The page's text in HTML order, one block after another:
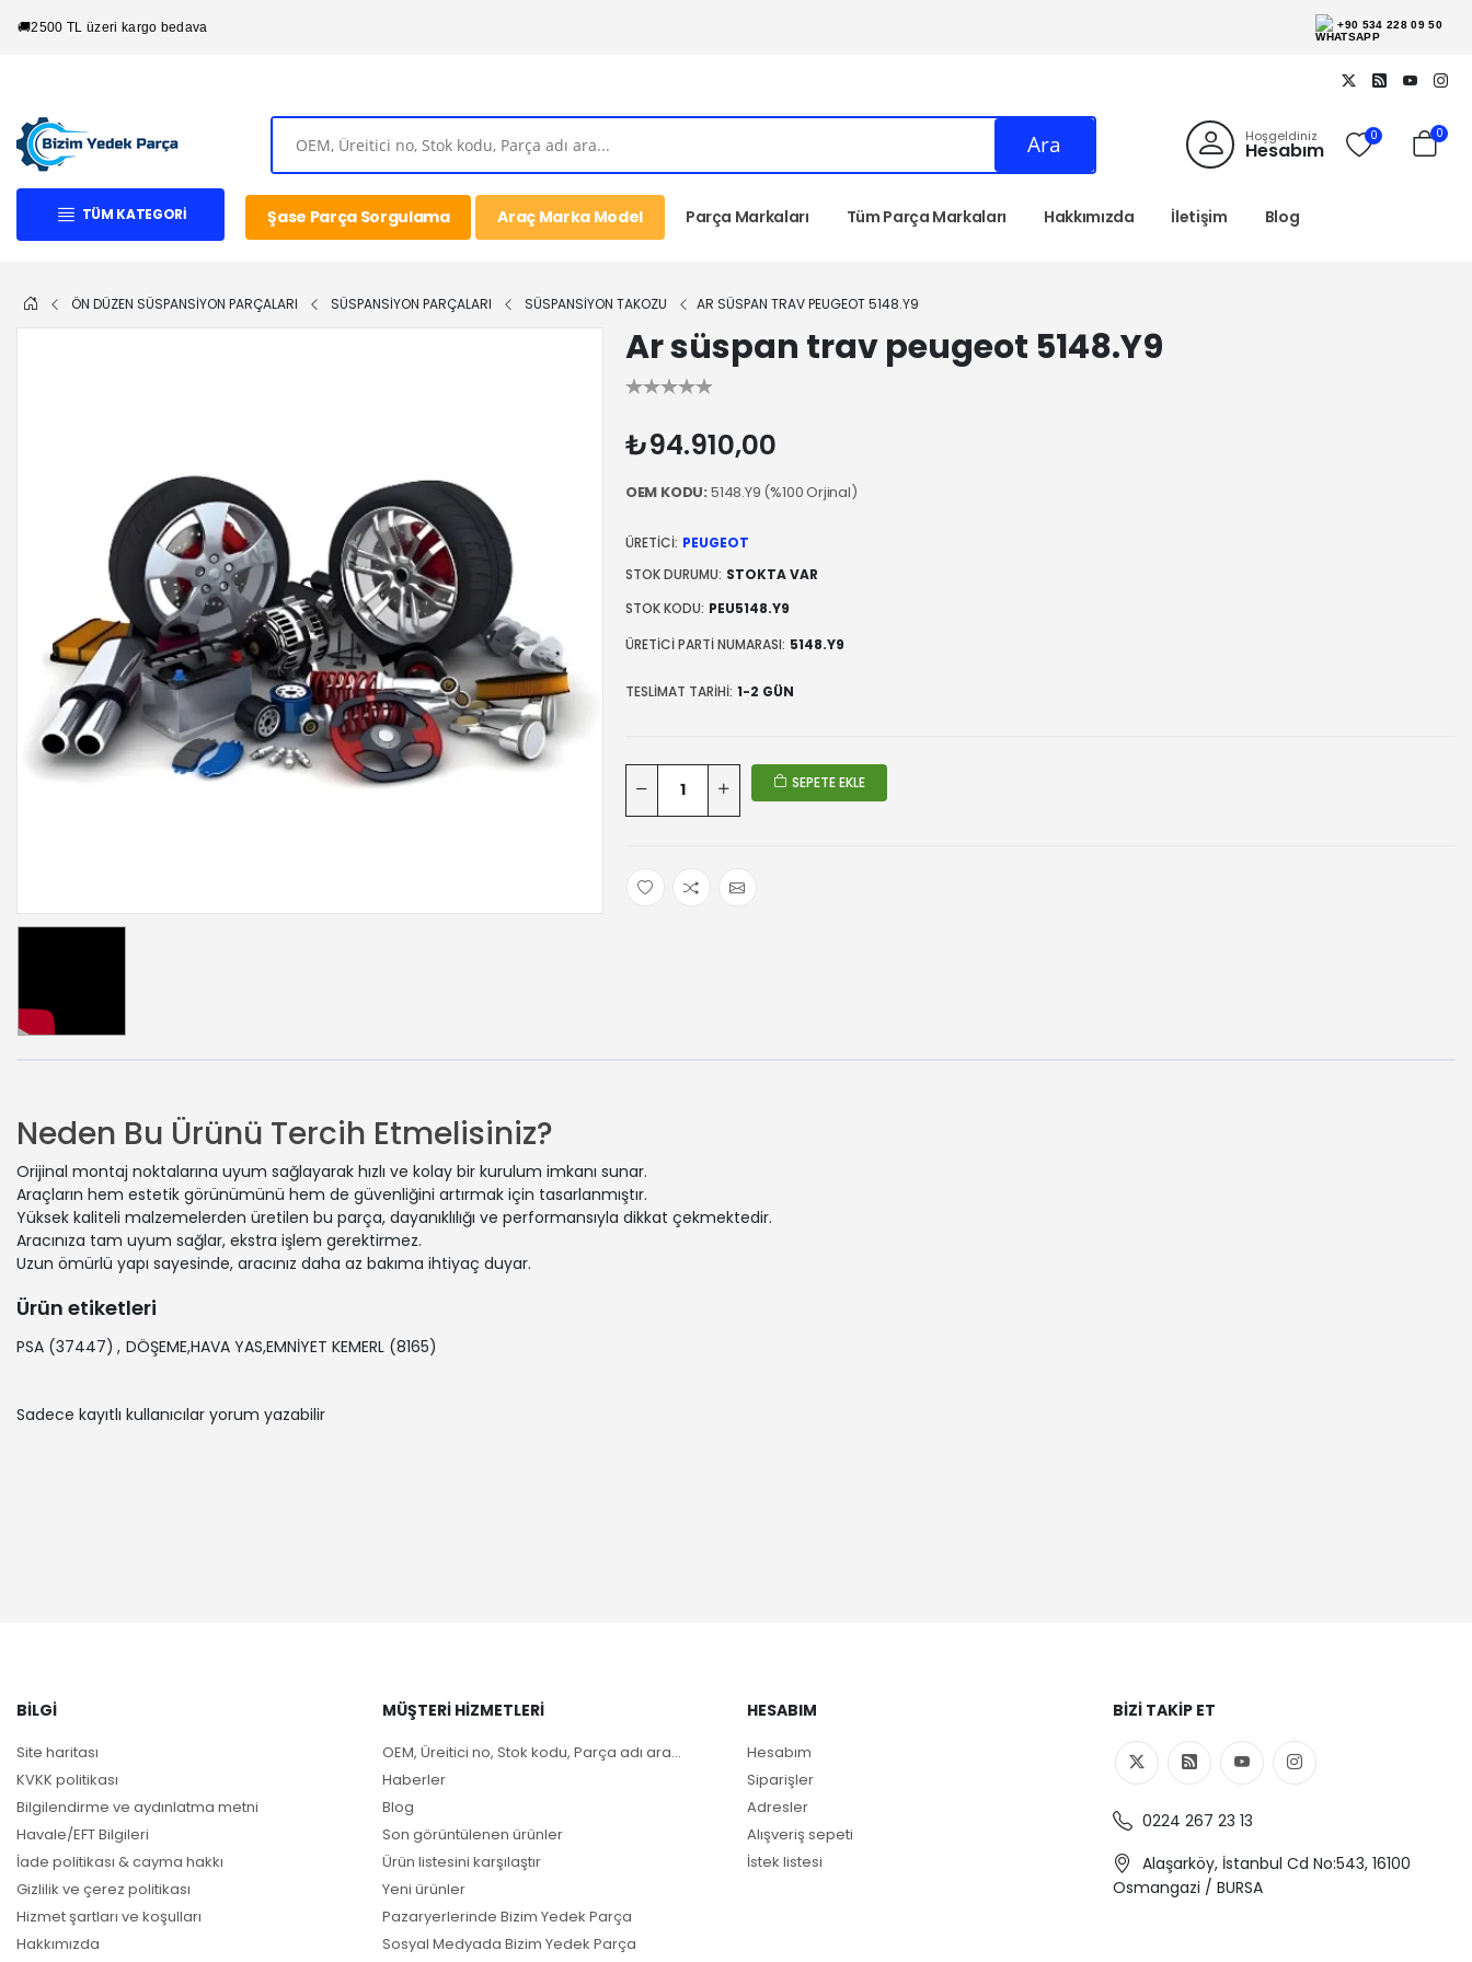
🚚2500 TL üzeri kargo bedava +90 534 228 09 50
Ara Hoşgeldiniz
Hesabım
0 0
TÜM KATEGORI Şase Parça Sorgulama Araç Marka Model Parça Markaları Tüm Parça Markaları Hakkımızda İletişim Blog
ÖN DÜZEN SÜSPANSİYON PARÇALARI SÜSPANSİYON PARÇALARI SÜSPANSİYON TAKOZU AR SÜSPAN TRAV PEUGEOT 5148.Y9
Ar süspan trav peugeot 5148.Y9
₺94.910,00
OEM KODU: 5148.Y9 (%100 Orjinal)
ÜRETICI: PEUGEOT
STOK DURUMU: STOKTA VAR
STOK KODU: PEU5148.Y9
ÜRETICI PARTI NUMARASI: 5148.Y9
TESLIMAT TARIHI: 1-2 GÜN
SEPETE EKLE
Neden Bu Ürünü Tercih Etmelisiniz?
Orijinal montaj noktalarına uyum sağlayarak hızlı ve kolay bir kurulum imkanı sunar.
Araçların hem estetik görünümünü hem de güvenliğini artırmak için tasarlanmıştır.
Yüksek kaliteli malzemelerden üretilen bu parça, dayanıklılığı ve performansıyla dikkat çekmektedir.
Aracınıza tam uyum sağlar, ekstra işlem gerektirmez.
Uzun ömürlü yapı sayesinde, aracınız daha az bakıma ihtiyaç duyar.
Ürün etiketleri
PSA (37447) , DÖŞEME,HAVA YAS,EMNİYET KEMERL (8165)
Sadece kayıtlı kullanıcılar yorum yazabilir
BILGI
Site haritası
KVKK politikası
Bilgilendirme ve aydınlatma metni
Havale/EFT Bilgileri
İade politikası & cayma hakkı
Gizlilik ve çerez politikası
Hizmet şartları ve koşulları
Hakkımızda
MÜŞTERI HIZMETLERI
OEM, Üreitici no, Stok kodu, Parça adı ara...
Haberler
Blog
Son görüntülenen ürünler
Ürün listesini karşılaştır
Yeni ürünler
Pazaryerlerinde Bizim Yedek Parça
Sosyal Medyada Bizim Yedek Parça
HESABIM
Hesabım
Siparişler
Adresler
Alışveriş sepeti
İstek listesi
BIZI TAKIP ET
0224 267 23 13
Alaşarköy, İstanbul Cd No:543, 16100
Osmangazi / BURSA